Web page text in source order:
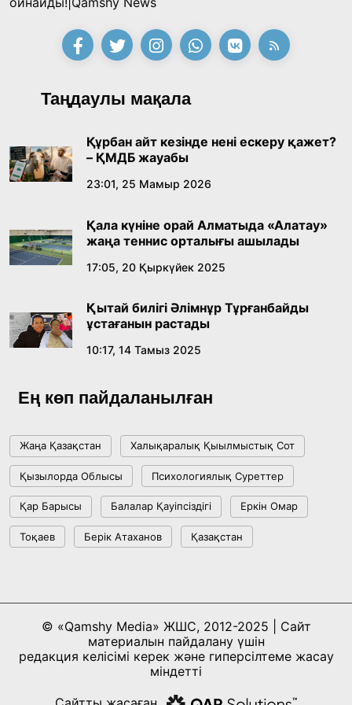
қабылдады
16:27, 23 Шілде 2026
Қазақ тіліндегі «құт» концептісінің
лингвомәдени сипаты
09:21, 21 Шілде 2026
Абайдың адам тәрбиесі туралы
18:59, 20 Шілде 2026
Жасанды интеллект: адамзаттың көмекшісі
18:16, 20 Шілде 2026
жетістіктері мен даму бағыты
Мемлекет басшысы Көбейтұз көлінің жай-
күйіне назар аударды
18:22, 17 Шілде 2026
10:28, 15 Шілде 2026
Қазақстан ҰҚК: уақыт сын-қатерлері және
ұлттық мүддені қорғау
Таңдаулы мақала
Құрбан айт кезінде нені ескеру қажет?
– ҚМДБ жауабы
23:01, 25 Мамыр 2026
Қала күніне орай Алматыда «Алатау»
жаңа теннис орталығы ашылады
17:05, 20 Қыркүйек 2025
Қытай билігі Әлімнұр Тұрғанбайды
ұстағанын растады
10:17, 14 Тамыз 2025
Ең көп пайдаланылған
Жаңа Қазақстан Халықаралық Қыылмыстық Сот
Қызылорда Облысы Психологиялық Суреттер
Қар Барысы Балалар Қауіпсіздігі Еркін Омар
Тоқаев Берік Атаханов Қазақстан
© «Qamshy Media» ЖШС, 2012-2025 | Сайт
материалын пайдалану үшін
редакция келісімі керек және гиперсілтеме жасау
міндетті